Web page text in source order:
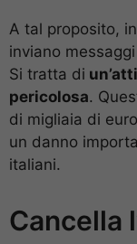
A tal proposito,
inviano
Si tratta di
pericolosa.
di migliaia di
un danno
italiani.
Cancella